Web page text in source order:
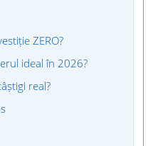
ZERO?
ideal în 2026?
real?